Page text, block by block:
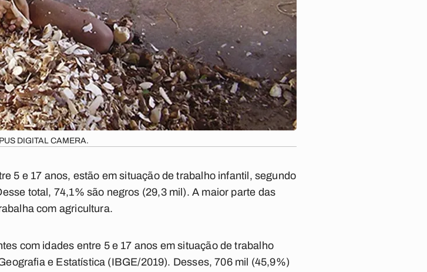
DIGITAL CAMERA.
5 e 17 anos, estão em situação de trabalho infantil, segundo
total, 74,1% são negros (29,3 mil). A maior parte das
com agricultura.
com idades entre 5 e 17 anos em situação de trabalho
e Estatística (IBGE/2019). Desses, 706 mil (45,9%)